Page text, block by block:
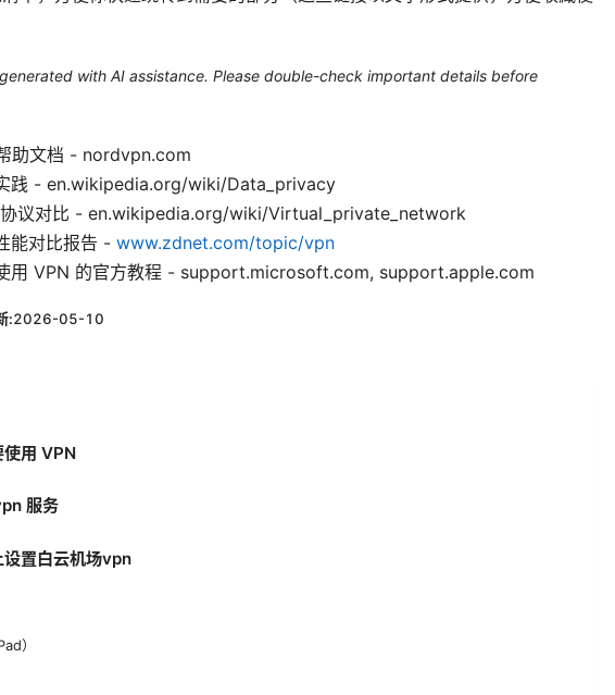
with AI assistance. Please double-check important details before
助文档 - nordvpn.com
践 - en.wikipedia.org/wiki/Data_privacy
协议对比 - en.wikipedia.org/wiki/Virtual_private_network
能对比报告 - www.zdnet.com/topic/vpn
用 VPN 的官方教程 - support.microsoft.com, support.apple.com
:2026-05-10
使用 VPN
服务
置白云机场vpn
）